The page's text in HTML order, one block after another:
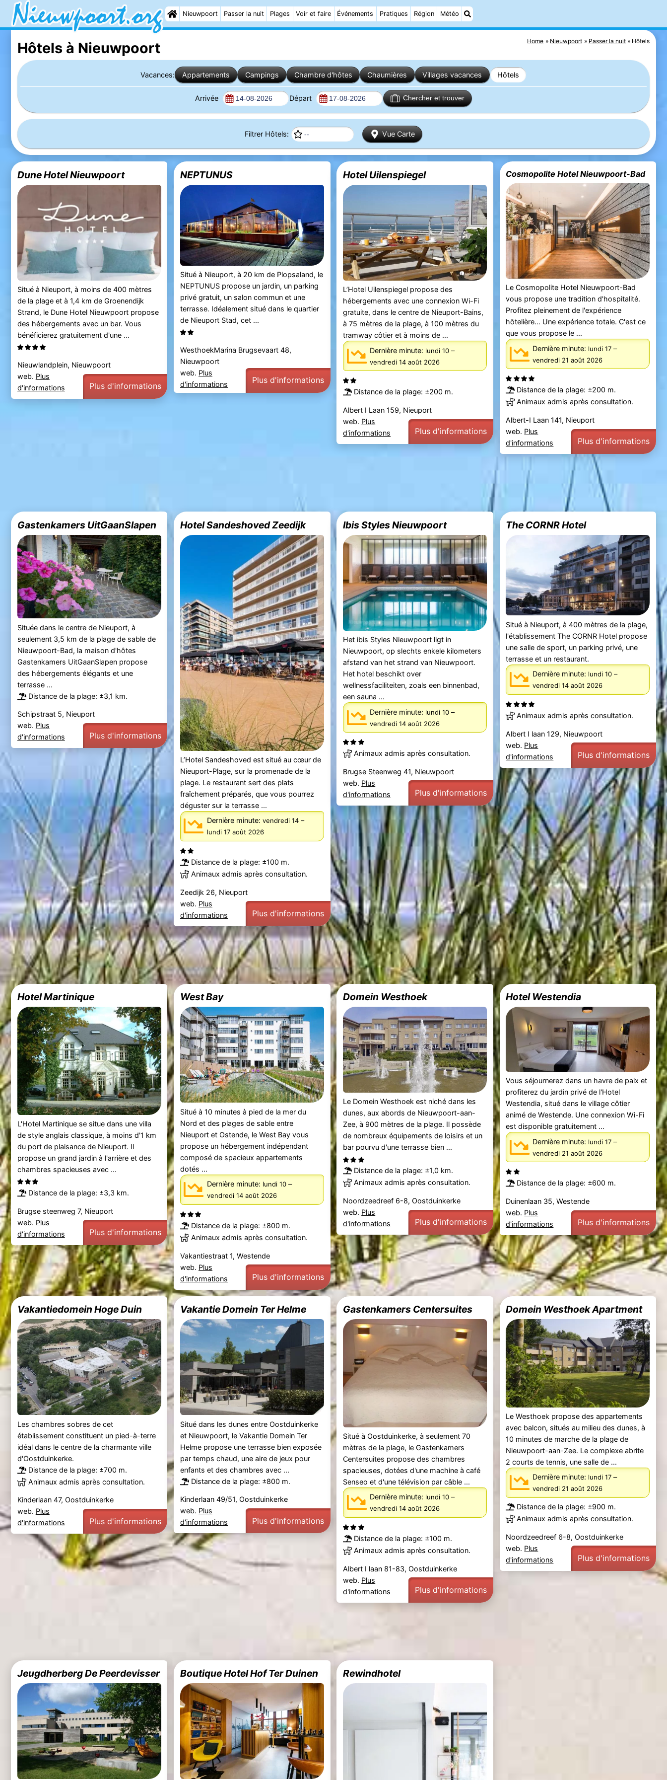
Nieuwpoort Passer la nuit Plages Voir et faire Événements Pratiques Région Météo
Home Nieuwpoort Passer la nuit Hôtels
Hôtels à Nieuwpoort
Vacances: Appartements Campings Chambre d'hôtes Chaumières Villages vacances Hôtels
Arrivée Départ Chercher et trouver
Filtrer Hôtels: Vue Carte
Dune Hotel Nieuwpoort
Situé à Nieuport, à moins de 400 mètres
de la plage et à 1,4 km de Groenendijk
Strand, le Dune Hotel Nieuwpoort propose
des hébergements avec un bar. Vous
bénéficierez gratuitement d'une ...
Nieuwlandplein, Nieuwpoort
web. Plus
d'informations
Plus d'informations
NEPTUNUS
Situé à Nieuport, à 20 km de Plopsaland, le
NEPTUNUS propose un jardin, un parking
privé gratuit, un salon commun et une
terrasse. Idéalement situé dans le quartier
de Nieuport Stad, cet ...
WesthoekMarina Brugsevaart 48,
Nieuwpoort
web. Plus
d'informations
Plus d'informations
Hotel Uilenspiegel
L’Hotel Uilenspiegel propose des
hébergements avec une connexion Wi-Fi
gratuite, dans le centre de Nieuport-Bains,
à 75 mètres de la plage, à 100 mètres du
tramway côtier et à moins de ...
Dernière minute: lundi 10–
vendredi 14 août 2026
Distance de la plage: ±200 m.
Albert I Laan 159, Nieuport
web. Plus
d'informations
Plus d'informations
Cosmopolite Hotel Nieuwpoort-Bad
Le Cosmopolite Hotel Nieuwpoort-Bad
vous propose une tradition d'hospitalité.
Profitez pleinement de l'expérience
hôtelière… Une expérience totale. C'est ce
que vous propose le ...
Dernière minute: lundi 17 –
vendredi 21 août 2026
Distance de la plage: ±200 m.
Animaux admis après consultation.
Albert-I Laan 141, Nieuport
web. Plus
d'informations
Plus d'informations
Gastenkamers UitGaanSlapen
Située dans le centre de Nieuport, à
seulement 3,5 km de la plage de sable de
Nieuwpoort-Bad, la maison d'hôtes
Gastenkamers UitGaanSlapen propose
des hébergements élégants et une
terrasse ...
Distance de la plage: ±3,1 km.
Schipstraat 5, Nieuport
web. Plus
d'informations
Plus d'informations
Hotel Sandeshoved Zeedijk
L’Hotel Sandeshoved est situé au cœur de
Nieuport-Plage, sur la promenade de la
plage. Le restaurant sert des plats
fraîchement préparés, que vous pourrez
déguster sur la terrasse ...
Dernière minute: vendredi 14–
lundi 17 août 2026
Distance de la plage: ±100 m.
Animaux admis après consultation.
Zeedijk 26, Nieuport
web. Plus
d'informations
Plus d'informations
Ibis Styles Nieuwpoort
Het ibis Styles Nieuwpoort ligt in
Nieuwpoort, op slechts enkele kilometers
afstand van het strand van Nieuwpoort.
Het hotel beschikt over
wellnessfaciliteiten, zoals een binnenbad,
een sauna ...
Dernière minute: lundi 10–
vendredi 14 août 2026
Animaux admis après consultation.
Brugse Steenweg 41, Nieuwpoort
web. Plus
d'informations
Plus d'informations
The CORNR Hotel
Situé à Nieuport, à 400 mètres de la plage,
l'établissement The CORNR Hotel propose
une salle de sport, un parking privé, une
terrasse et un restaurant.
Dernière minute: lundi 10 –
vendredi 14 août 2026
Animaux admis après consultation.
Albert I laan 129, Nieuwpoort
web. Plus
d'informations
Plus d'informations
Hotel Martinique
L'Hotel Martinique se situe dans une villa
de style anglais classique, à moins d'1 km
du port de plaisance de Nieuport. Il
propose un grand jardin à l'arrière et des
chambres spacieuses avec ...
Distance de la plage: ±3,3 km.
Brugse steenweg 7, Nieuport
web. Plus
d'informations
Plus d'informations
West Bay
Situé à 10 minutes à pied de la mer du
Nord et des plages de sable entre
Nieuport et Ostende, le West Bay vous
propose un hébergement indépendant
composé de spacieux appartements
dotés ...
Dernière minute: lundi 10–
vendredi 14 août 2026
Distance de la plage: ±800 m.
Animaux admis après consultation.
Vakantiestraat 1, Westende
web. Plus
d'informations
Plus d'informations
Domein Westhoek
Le Domein Westhoek est niché dans les
dunes, aux abords de Nieuwpoort-aan-
Zee, à 900 mètres de la plage. Il possède
de nombreux équipements de loisirs et un
bar pourvu d'une terrasse bien ...
Distance de la plage: ±1,0 km.
Animaux admis après consultation.
Noordzeedreef 6-8, Oostduinkerke
web. Plus
d'informations
Plus d'informations
Hotel Westendia
Vous séjournerez dans un havre de paix et
profiterez du jardin privé de l'Hotel
Westendia, situé dans le village côtier
animé de Westende. Une connexion Wi-Fi
est disponible gratuitement ...
Dernière minute: lundi 17 –
vendredi 21 août 2026
Distance de la plage: ±600 m.
Duinenlaan 35, Westende
web. Plus
d'informations
Plus d'informations
Vakantiedomein Hoge Duin
Les chambres sobres de cet
établissement constituent un pied-à-terre
idéal dans le centre de la charmante ville
d'Oostduinkerke.
Distance de la plage: ±700 m.
Animaux admis après consultation.
Kinderlaan 47, Oostduinkerke
web. Plus
d'informations
Plus d'informations
Vakantie Domein Ter Helme
Situé dans les dunes entre Oostduinkerke
et Nieuwpoort, le Vakantie Domein Ter
Helme propose une terrasse bien exposée
par temps chaud, une aire de jeux pour
enfants et des chambres avec ...
Distance de la plage: ±800 m.
Kinderlaan 49/51, Oostduinkerke
web. Plus
d'informations
Plus d'informations
Gastenkamers Centersuites
Situé à Oostduinkerke, à seulement 70
mètres de la plage, le Gastenkamers
Centersuites propose des chambres
spacieuses, dotées d'une machine à café
Senseo et d'une télévision par câble ...
Dernière minute: lundi 10–
vendredi 14 août 2026
Distance de la plage: ±100 m.
Animaux admis après consultation.
Albert I laan 81-83, Oostduinkerke
web. Plus
d'informations
Plus d'informations
Domein Westhoek Apartment
Le Westhoek propose des appartements
avec balcon, situés au milieu des dunes, à
10 minutes de marche de la plage de
Nieuwpoort-aan-Zee. Le complexe abrite
2 courts de tennis, une salle de ...
Dernière minute: lundi 17 –
vendredi 21 août 2026
Distance de la plage: ±900 m.
Animaux admis après consultation.
Noordzeedreef 6-8, Oostduinkerke
web. Plus
d'informations
Plus d'informations
Jeugdherberg De Peerdevisser Boutique Hotel Hof Ter Duinen Rewindhotel